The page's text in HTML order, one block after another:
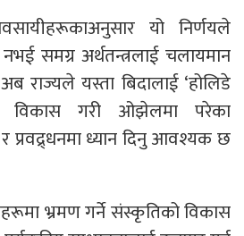
यो निर्णयले
नभई समग्र अर्थतन्त्रलाई चलायमान
राज्यले यस्ता बिदालाई ‘होलिडे
विकास गरी ओझेलमा परेका
प्रवद्र्धनमा ध्यान दिनु आवश्यक छ
भ्रमण गर्ने संस्कृतिको विकास